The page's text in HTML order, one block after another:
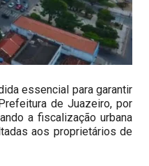
essencial para garantir
de Juazeiro, por
a fiscalização urbana
aos proprietários de